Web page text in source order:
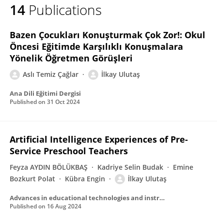
Ilkay Yuzlu Ulutas
14 Publications
Bazen Çocukları Konuşturmak Çok Zor!: Okul
Öncesi Eğitimde Karşılıklı Konuşmalara
Yönelik Öğretmen Görüşleri
Aslı Temiz Çağlar İlkay Ulutaş
Ana Dili Eğitimi Dergisi
Published on 31 Oct 2024
Artificial Intelligence Experiences of Pre-
Service Preschool Teachers
Feyza AYDIN BÖLÜKBAŞ Kadriye Selin Budak
Emine
Bozkurt Polat
Kübra Engin İlkay Ulutaş
Advances in educational technologies and instructional design book series
Published on 16 Aug 2024